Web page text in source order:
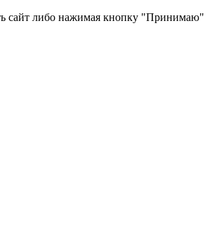
сайт либо нажимая кнопку "Принимаю"